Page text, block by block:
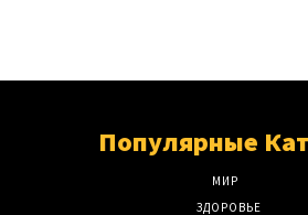
Популярные
МИР
ЗДОРОВЬЕ